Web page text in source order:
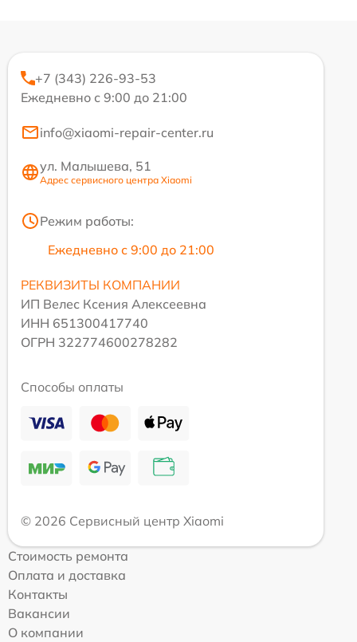
+7 (343) 226-93-53
Ежедневно с 9:00 до 21:00
info@xiaomi-repair-center.ru
ул. Малышева, 51
Адрес сервисного центра Xiaomi
Режим работы:
Ежедневно с 9:00 до 21:00
РЕКВИЗИТЫ КОМПАНИИ
ИП Велес Ксения Алексеевна
ИНН 651300417740
ОГРН 322774600278282
Способы оплаты
© 2026 Сервисный центр Xiaomi
Стоимость ремонта
Оплата и доставка
Контакты
Вакансии
О компании